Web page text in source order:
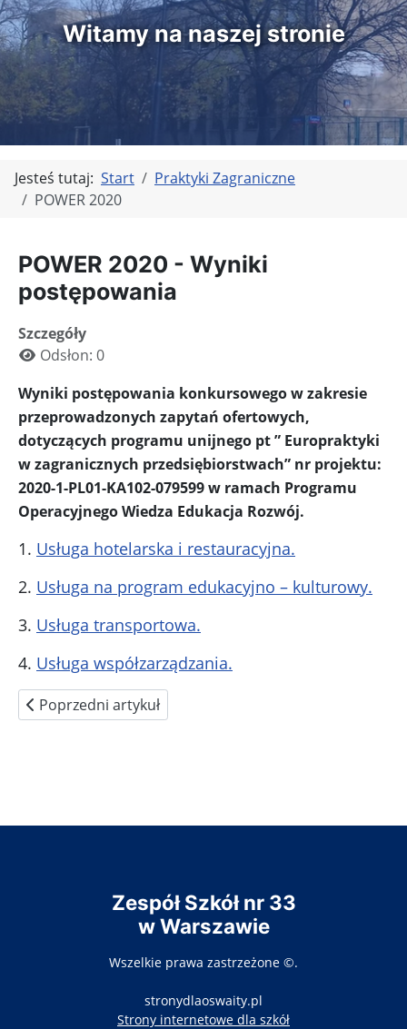
Witamy na naszej stronie
Jesteś tutaj: Start
Praktyki Zagraniczne
POWER 2020
POWER 2020 - Wyniki
postępowania
Szczegóły
Odsłon: 0
Wyniki postępowania konkursowego w zakresie
przeprowadzonych zapytań ofertowych,
dotyczących programu unijnego pt ” Europraktyki
w zagranicznych przedsiębiorstwach” nr projektu:
2020-1-PL01-KA102-079599 w ramach Programu
Operacyjnego Wiedza Edukacja Rozwój.
1. Usługa hotelarska i restauracyjna.
2. Usługa na program edukacyjno – kulturowy.
3. Usługa transportowa.
4. Usługa współzarządzania.
Poprzedni artykuł: Akredytacja w programie Erasmus +
Poprzedni artykuł
Zespół Szkół nr 33
w Warszawie
Wszelkie prawa zastrzeżone ©.
stronydlaoswaity.pl
Strony internetowe dla szkółotwiera się w